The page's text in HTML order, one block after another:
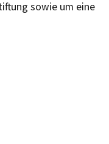
sowie um eine